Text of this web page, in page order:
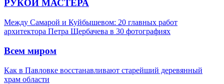
РУКОЙ МАСТЕРА
Между Самарой и Куйбышевом: 20 главных работ
архитектора Петра Щербачева в 30 фотографиях
Всем миром
Как в Павловке восстанавливают старейший деревянный
храм области